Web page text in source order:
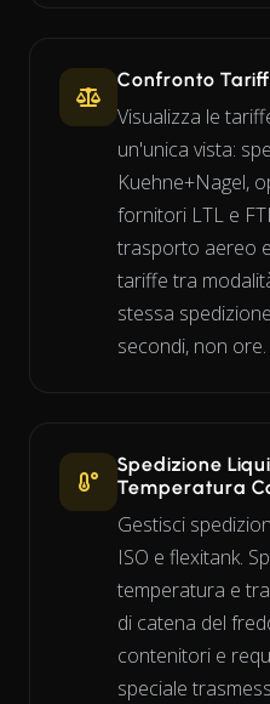
Confronto
Visualizza le
un'unica vista:
Kuehne+Nagel,
fornitori LTL e
trasporto aereo
tariffe tra
stessa
secondi, non ore.
Spedizione
Temperatura
Gestisci
ISO e flexitank.
temperatura e
di catena del
contenitori e
speciale